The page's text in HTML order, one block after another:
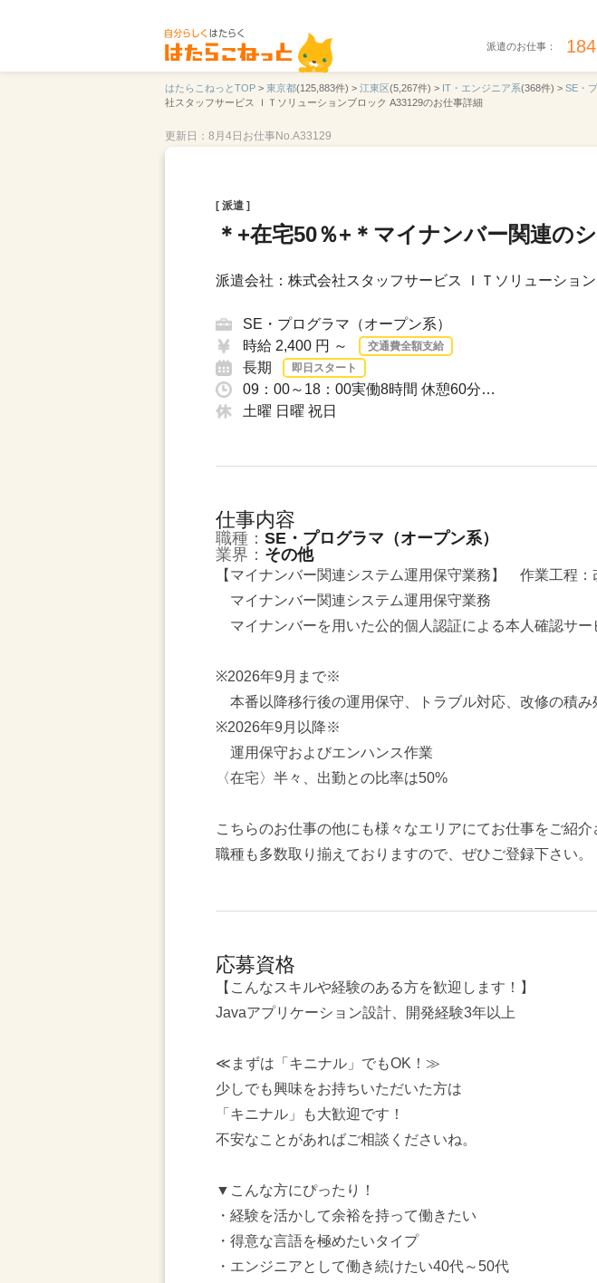
派遣のお仕事：
はたらこねっとTOP > 東京都(125,883件) > 江東区(5,267件) > IT・エンジニア系(368件) > SE・
社スタッフサービス ＩＴソリューションブロック A33129のお仕事詳細
更新日：8月4日 お仕事No.A33129
[ 派遣 ]
＊+在宅50％+＊マイナンバー関連の
派遣会社：株式会社スタッフサービス ＩＴソリューショ
SE・プログラマ（オープン系）
時給 2,400 円 ～
交通費全額支給
長期 即日スタート
09：00～18：00実働8時間 休憩60分…
土曜 日曜 祝日
仕事内容
職種： SE・プログラマ（オープン系）
業界： その他
【マイナンバー関連システム運用保守業務】 作業工程：
マイナンバー関連システム運用保守業務
マイナンバーを用いた公的個人認証による本人確認サー
※2026年9月まで※
本番以降移行後の運用保守、トラブル対応、改修の積
※2026年9月以降※
運用保守およびエンハンス作業
〈在宅〉半々、出勤との比率は50%
こちらのお仕事の他にも様々なエリアにてお仕事をご紹介
職種も多数取り揃えておりますので、ぜひご登録下さい。
応募資格
【こんなスキルや経験のある方を歓迎します！】
Javaアプリケーション設計、開発経験3年以上
≪まずは「キニナル」でもOK！≫
少しでも興味をお持ちいただいた方は
「キニナル」も大歓迎です！
不安なことがあればご相談くださいね。
▼こんな方にぴったり！
・経験を活かして余裕を持って働きたい
・得意な言語を極めたいタイプ
・エンジニアとして働き続けたい40代～50代